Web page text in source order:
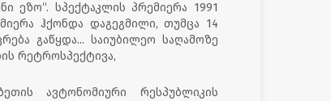
ეზო“. სპექტაკლის პრემიერა 1991
ჰქონდა დაგეგმილი, თუმცა 14
გაწყდა... საიუბილეო საღამოზე
რეტროსპექტივა,
ავტონომიური რესპუბლიკის